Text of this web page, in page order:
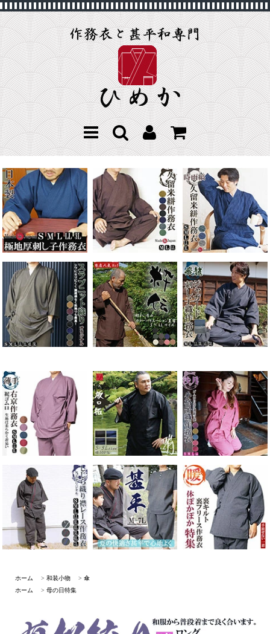
ホーム > 和装小物 > 傘
ホーム
> 母の日特集